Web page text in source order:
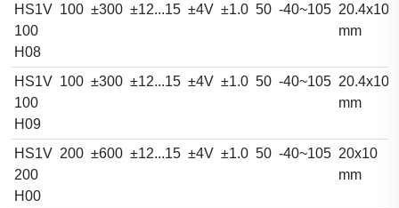
HS1V
100
H08
100 ±300 ±12...15 ±4V ±1.0 50 -40~105
mm
HS1V
100
H09
100 ±300 ±12...15 ±4V ±1.0 50 -40~105
mm
HS1V
200
H00
200 ±600 ±12...15 ±4V ±1.0 50 -40~105 20x10
mm